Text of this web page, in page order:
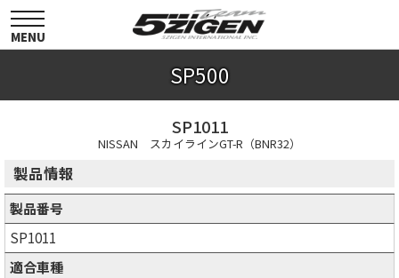
toggle
navigation
MENU
SP500
SP1011
NISSAN スカイラインGT-R（BNR32）
製品情報
製品番号
SP1011
適合車種